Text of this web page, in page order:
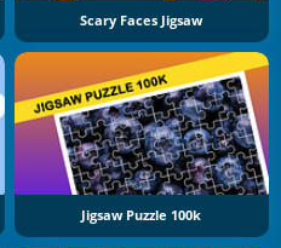
Scary Faces Jigsaw
Jigsaw Puzzle 100k